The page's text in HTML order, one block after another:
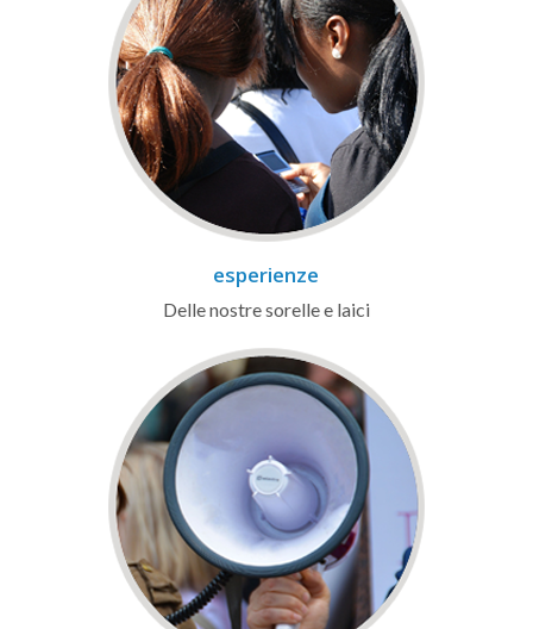
esperienze
Delle nostre sorelle e laici